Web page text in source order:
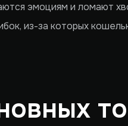
эмоциям и ломают
из-за которых